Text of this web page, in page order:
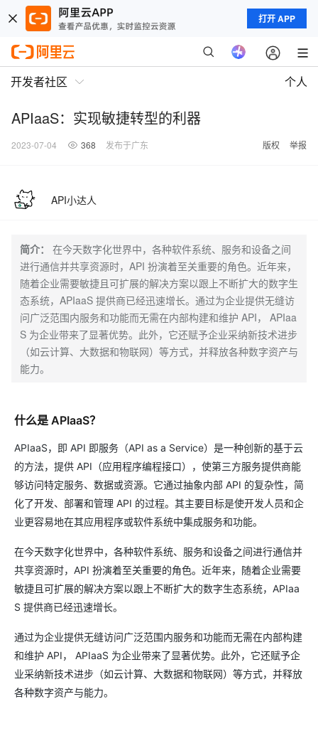
打开 APP
开发者社区 个人
APIaaS：实现敏捷转型的利器
2023-07-04 368 发布于广东 版权 举报
API小达人
简介：
在今天数字化世界中，各种软件系统、服务和设备之间
进行通信并共享资源时，API 扮演着至关重要的角色。近年来，
随着企业需要敏捷且可扩展的解决方案以跟上不断扩大的数字生
态系统，APIaaS 提供商已经迅速增长。通过为企业提供无缝访
问广泛范围内服务和功能而无需在内部构建和维护 API， APIaa
S 为企业带来了显著优势。此外，它还赋予企业采纳新技术进步
（如云计算、大数据和物联网）等方式，并释放各种数字资产与
能力。
什么是 APIaaS？
APIaaS，即 API 即服务（API as a Service）是一种创新的基于云
的方法，提供 API（应用程序编程接口），使第三方服务提供商能
够访问特定服务、数据或资源。它通过抽象内部 API 的复杂性，简
化了开发、部署和管理 API 的过程。其主要目标是使开发人员和企
业更容易地在其应用程序或软件系统中集成服务和功能。
在今天数字化世界中，各种软件系统、服务和设备之间进行通信并
共享资源时，API 扮演着至关重要的角色。近年来，随着企业需要
敏捷且可扩展的解决方案以跟上不断扩大的数字生态系统，APIaa
S 提供商已经迅速增长。
通过为企业提供无缝访问广泛范围内服务和功能而无需在内部构建
和维护 API， APIaaS 为企业带来了显著优势。此外，它还赋予企
业采纳新技术进步（如云计算、大数据和物联网）等方式，并释放
各种数字资产与能力。